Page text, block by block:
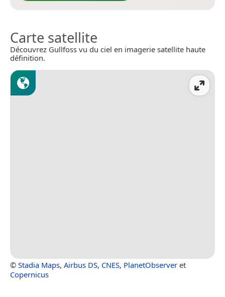
Carte satellite
Découvrez Gullfoss vu du ciel en imagerie satellite haute
définition.
© Stadia Maps, Airbus DS, CNES, PlanetObserver et
Copernicus